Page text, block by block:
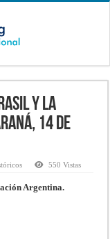
y la
14 de
550 Vistas
Argentina.